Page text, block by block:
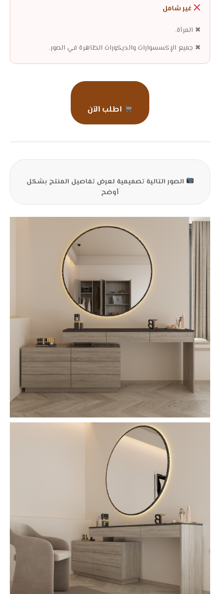
غير شامل
✖ المرآة.
✖ جميع الإكسسوارات والديكورات الظاهرة في الصور.
اطلب الآن
الصور التالية تصميمية لعرض تفاصيل المنتج بشكل
أوضح